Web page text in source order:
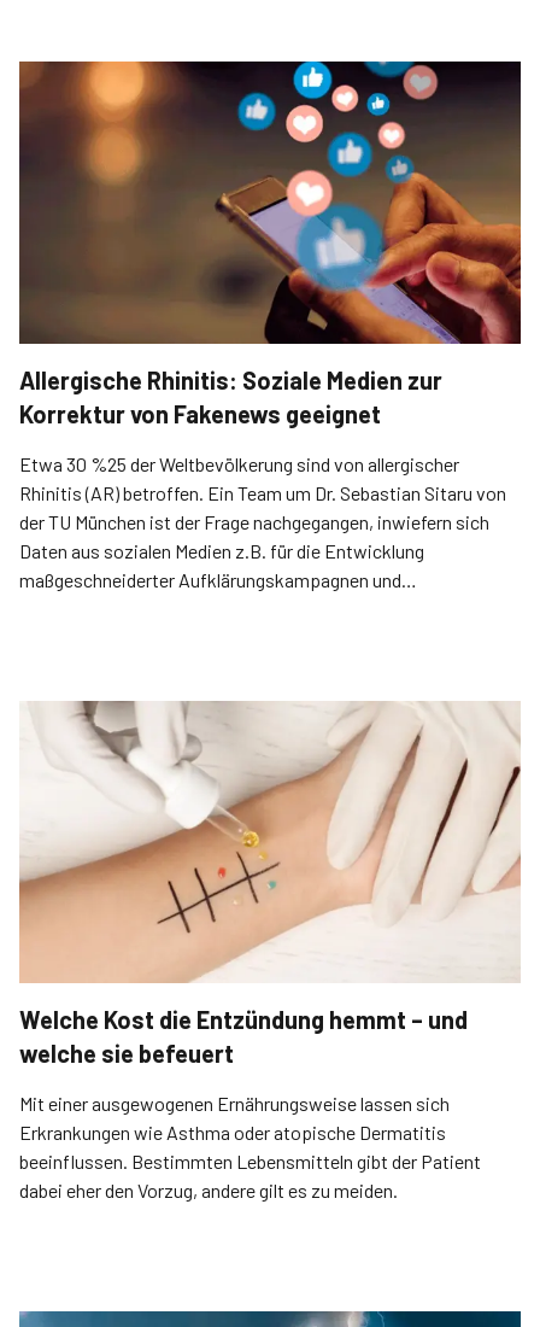
Allergische Rhinitis: Soziale Medien zur
Korrektur von Fakenews geeignet
Etwa 30 %25 der Weltbevölkerung sind von allergischer
Rhinitis (AR) betroffen. Ein Team um Dr. ­Sebastian ­Sitaru von
der TU München ist der Frage nachgegangen, inwiefern sich
Daten aus sozialen Medien z.B. für die Entwicklung
maßgeschneiderter Aufklärungskampagnen und
Welche Kost die Entzündung hemmt – und
welche sie befeuert
Mit einer ausgewogenen Ernährungsweise lassen sich
Erkrankungen wie Asthma oder atopische Dermatitis
beeinflussen. Bestimmten Lebensmitteln gibt der Patient
dabei eher den Vorzug, andere gilt es zu meiden.